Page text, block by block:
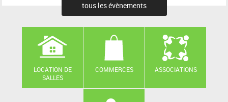
tous les évènements
LOCATION DE
SALLES
COMMERCES ASSOCIATIONS